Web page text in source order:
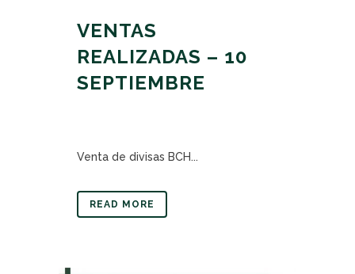
VENTAS
REALIZADAS – 10
SEPTIEMBRE
Venta de divisas BCH...
READ MORE